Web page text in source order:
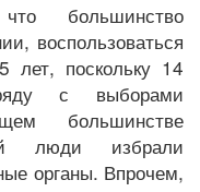
большинство
воспользоваться
лет, поскольку 14
с выборами
большинстве
люди избрали
органы. Впрочем,